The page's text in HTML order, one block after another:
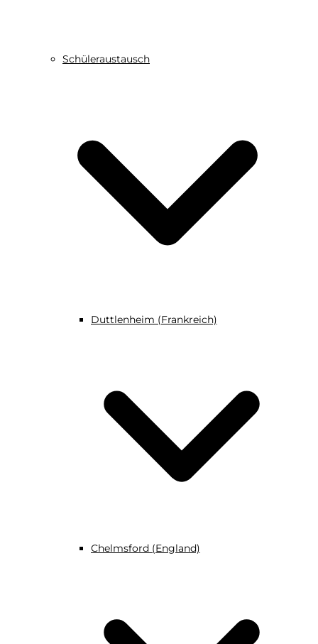
Schüleraustausch
Duttlenheim (Frankreich)
Chelmsford (England)